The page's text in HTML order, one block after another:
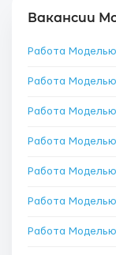
Вакансии
Работа
Работа
Работа
Работа
Работа
Работа
Работа